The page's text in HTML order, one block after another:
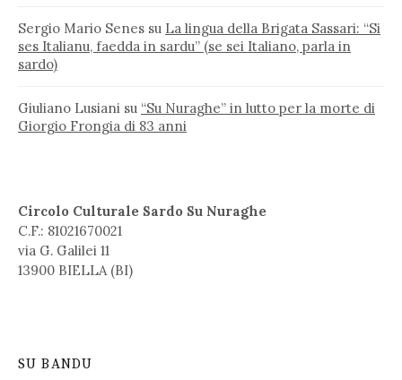
Sergio Mario Senes su La lingua della Brigata Sassari: “Si
ses Italianu, faedda in sardu” (se sei Italiano, parla in
sardo)
Giuliano Lusiani su “Su Nuraghe” in lutto per la morte di
Giorgio Frongia di 83 anni
Circolo Culturale Sardo Su Nuraghe
C.F.: 81021670021
via G. Galilei 11
13900 BIELLA (BI)
SU BANDU